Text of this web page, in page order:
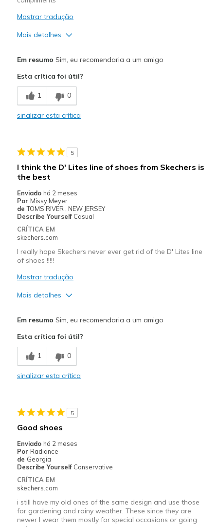
Mostrar tradução
Mais detalhes
Stylish
Melhores utilizações
Casual Wear
Sizing
Feels true to size
Em resumo Sim, eu recomendaria a um amigo
Esta crítica foi útil?
1 0
sinalizar esta crítica
5
I think the D' Lites line of shoes from Skechers is
the best
Enviado há 2 meses
Por Missy Meyer
de TOMS RIVER , NEW JERSEY
Describe Yourself Casual
CRÍTICA EM
skechers.com
I really hope Skechers never ever get rid of the D' Lites line
of shoes !!!!!
Mostrar tradução
Mais detalhes
Breathe Well
Durable
Melhores utilizações
Going Out
Travel
Sizing
Feels true to size
View On Shoes
I'm Into Shoes
Em resumo Sim, eu recomendaria a um amigo
Esta crítica foi útil?
1 0
sinalizar esta crítica
5
Good shoes
Enviado há 2 meses
Por Radiance
de Georgia
Describe Yourself Conservative
CRÍTICA EM
skechers.com
i still have my old ones of the same design and use those
for gardening and rainy weather. These since they are
newer I wear them mostly for special occasions or going